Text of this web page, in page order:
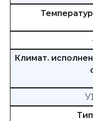
Климат.